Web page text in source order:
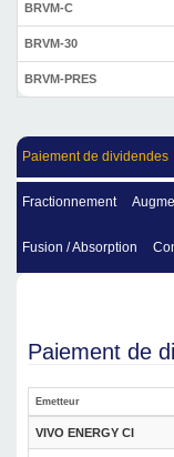
BRVM-C
BRVM-30
BRVM-PRES
Paiement de dividendes
Fractionnement
Fusion / Absorption
Paiement de
Emetteur
VIVO ENERGY CI